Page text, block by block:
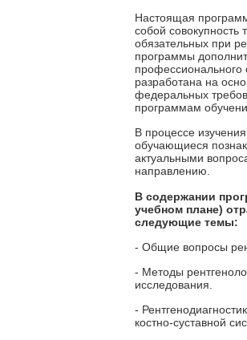
Настоящая
собой совокупность
обязательных при
программы
профессионального
разработана на
федеральных
программам
В процессе
обучающиеся
актуальными
направлению.
В содержании
учебном плане)
следующие темы:
- Общие вопросы
- Методы
исследования.
-
костно-суставной